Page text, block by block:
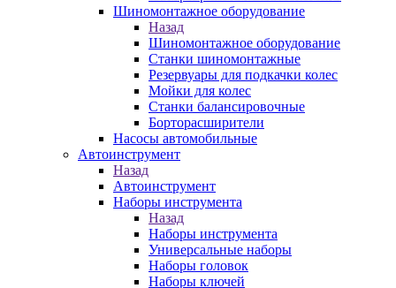
Шиномонтажное оборудование
Назад
Шиномонтажное оборудование
Станки шиномонтажные
Резервуары для подкачки колес
Мойки для колес
Станки балансировочные
Борторасширители
Насосы автомобильные
Автоинструмент
Назад
Автоинструмент
Наборы инструмента
Назад
Наборы инструмента
Универсальные наборы
Наборы головок
Наборы ключей